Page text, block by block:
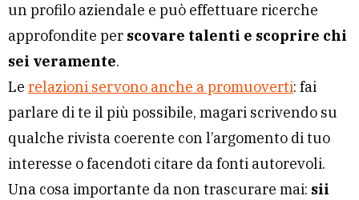
un profilo aziendale e può effettuare ricerche
approfondite per scovare talenti e scoprire chi
sei veramente.
Le relazioni servono anche a promuoverti: fai
parlare di te il più possibile, magari scrivendo su
qualche rivista coerente con l’argomento di tuo
interesse o facendoti citare da fonti autorevoli.
Una cosa importante da non trascurare mai: sii